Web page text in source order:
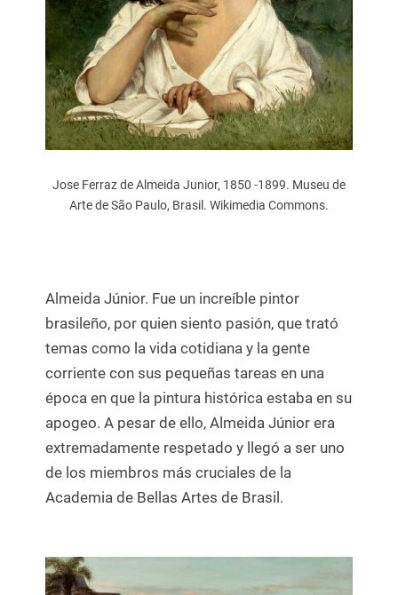
Jose Ferraz de Almeida Junior, 1850 -1899. Museu de
Arte de São Paulo, Brasil. Wikimedia Commons.
Almeida Júnior. Fue un increíble pintor
brasileño, por quien siento pasión, que trató
temas como la vida cotidiana y la gente
corriente con sus pequeñas tareas en una
época en que la pintura histórica estaba en su
apogeo. A pesar de ello, Almeida Júnior era
extremadamente respetado y llegó a ser uno
de los miembros más cruciales de la
Academia de Bellas Artes de Brasil.